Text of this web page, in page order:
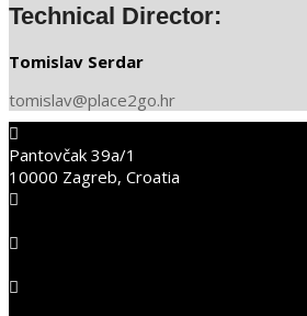
Technical Director:
Tomislav Serdar
tomislav@place2go.hr
2025-
05-
03
Pantovčak 39a/1
10000 Zagreb, Croatia